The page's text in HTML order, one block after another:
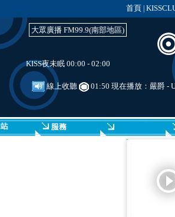
首頁
大眾廣播 FM99.9(南部地區)
KISS夜未眠 00:00 - 02:00
線上收聽 01:50 現在播放： 嚴爵-